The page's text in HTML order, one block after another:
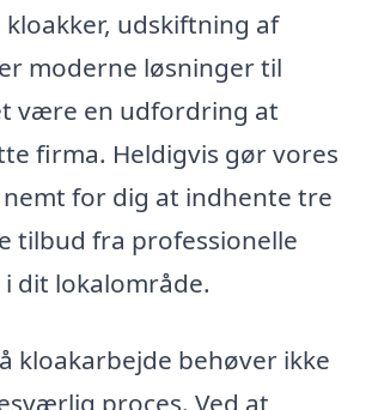
udskiftning af
moderne løsninger til
være en udfordring at
firma. Heldigvis gør vores
for dig at indhente tre
tilbud fra professionelle
dit lokalområde.
kloakarbejde behøver ikke
proces. Ved at